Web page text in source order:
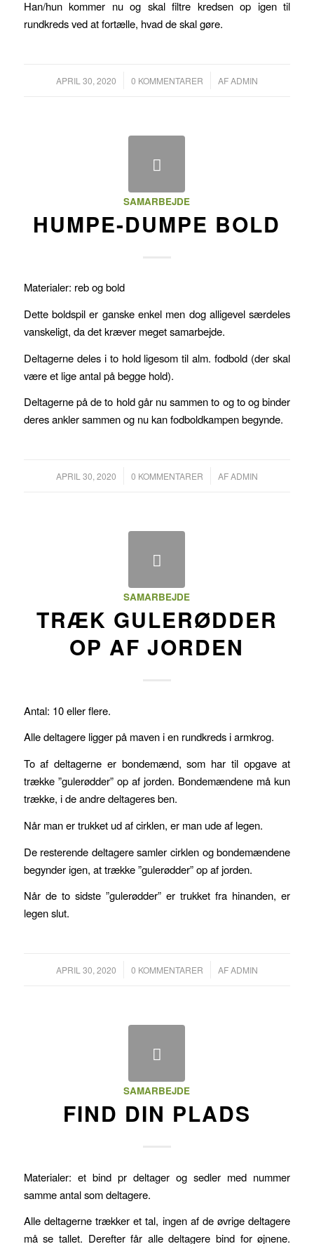
Han/hun kommer nu og skal filtre kredsen op igen til
rundkreds ved at fortælle, hvad de skal gøre.
APRIL 30, 2020 0 KOMMENTARER
/ AFADMIN
SAMARBEJDE
HUMPE-DUMPE BOLD
Materialer: reb og bold
Dette boldspil er ganske enkel men dog alligevel særdeles
vanskeligt, da det kræver meget samarbejde.
Deltagerne deles i to hold ligesom til alm. fodbold (der skal
være et lige antal på begge hold).
Deltagerne på de to hold går nu sammen to og to og binder
deres ankler sammen og nu kan fodboldkampen begynde.
APRIL 30, 2020
/ 0 KOMMENTARER
/ AFADMIN
SAMARBEJDE
TRÆK GULERØDDER
OP AF JORDEN
Antal: 10 eller flere.
Alle deltagere ligger på maven i en rundkreds i armkrog.
To af deltagerne er bondemænd, som har til opgave at
trække ”gulerødder” op af jorden. Bondemændene må kun
trække, i de andre deltageres ben.
Når man er trukket ud af cirklen, er man ude af legen.
De resterende deltagere samler cirklen og bondemændene
begynder igen, at trække ”gulerødder” op af jorden.
Når de to sidste ”gulerødder” er trukket fra hinanden, er
legen slut.
APRIL 30, 2020
/ 0 KOMMENTARER
/ AFADMIN
SAMARBEJDE
FIND DIN PLADS
Materialer: et bind pr deltager og sedler med nummer
samme antal som deltagere.
Alle deltagerne trækker et tal, ingen af de øvrige deltagere
må se tallet. Derefter får alle deltagere bind for øjnene.